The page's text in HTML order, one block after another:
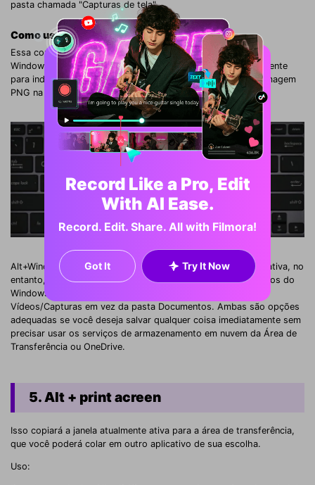
pasta chamada "Capturas de tela".
Como usar:
Essa combinação de teclas, ou a combinação de teclas
Windows+Print Screen, fará com que a tela escureça brevemente
para indicar que foi bem-sucedida e salvará um arquivo de imagem
PNG na pasta Imagens > Capturas de tela.
Alt+Windows+Print Screen salva apenas a janela atualmente ativa, no
entanto, curiosamente, isso faz uso do recurso Barra de Jogos do
Windows (veja a imagem a seguir) para salvar na pasta
Vídeos/Capturas em vez da pasta Documentos. Ambas são opções
adequadas se você deseja salvar qualquer coisa imediatamente sem
precisar usar os serviços de armazenamento em nuvem da Área de
Transferência ou OneDrive.
5. Alt + print acreen
Isso copiará a janela atualmente ativa para a área de transferência,
que você poderá colar em outro aplicativo de sua escolha.
Uso:
Record Like a Pro, Edit
With AI Ease.
Record. Edit. Share. All with Filmora!
Got It Try It Now